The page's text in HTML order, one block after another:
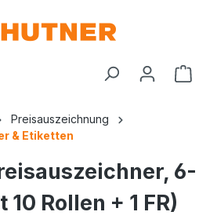
Preisauszeichnung
& Etiketten
6-
Rollen + 1 FR)